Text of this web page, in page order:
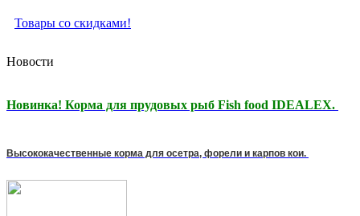
Товары со скидками!
Новости
Новинка! Корма для прудовых рыб Fish food IDEALEX.
Высококачественные корма для осетра, форели и карпов кои.